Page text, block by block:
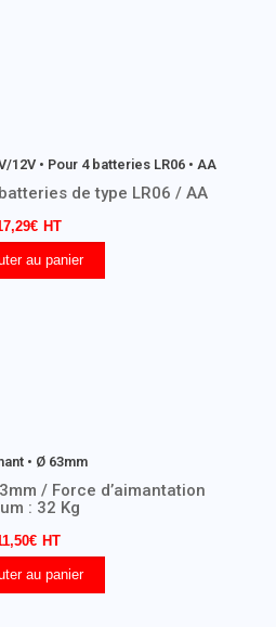
12V • Pour 4 batteries LR06 • AA
de type LR06 / AA
€
au panier
• Ø 63mm
/ Force d’aimantation
: 32 Kg
€
au panier